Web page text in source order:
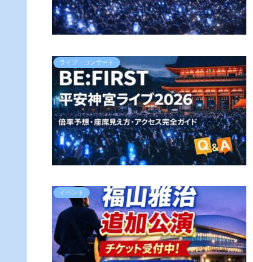
ライブ・コンサート
イベント